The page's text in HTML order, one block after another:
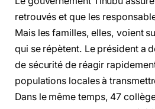
retrouvés et que les
Mais les familles, elles, voient
qui se répètent. Le président a
de sécurité de réagir
populations locales à
Dans le même temps, 47